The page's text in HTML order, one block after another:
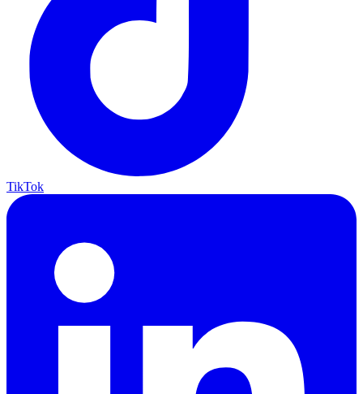
TikTok